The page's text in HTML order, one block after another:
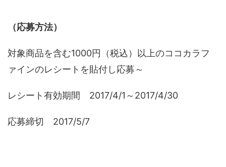
（応募方法）
対象商品を含む1000円（税込）以上のココカラフ
ァインのレシートを貼付し応募～
レシート有効期間 2017/4/1～2017/4/30
応募締切 2017/5/7